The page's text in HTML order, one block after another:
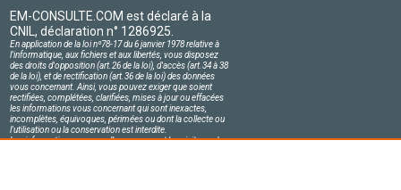
EM-CONSULTE.COM est déclaré à la
CNIL, déclaration n° 1286925.
En application de la loi nº78-17 du 6 janvier 1978 relative à
l'informatique, aux fichiers et aux libertés, vous disposez
des droits d'opposition (art.26 de la loi), d'accès (art.34 à 38
de la loi), et de rectification (art.36 de la loi) des données
vous concernant. Ainsi, vous pouvez exiger que soient
rectifiées, complétées, clarifiées, mises à jour ou effacées
les informations vous concernant qui sont inexactes,
incomplètes, équivoques, périmées ou dont la collecte ou
l'utilisation ou la conservation est interdite.
Les informations personnelles concernant les visiteurs de